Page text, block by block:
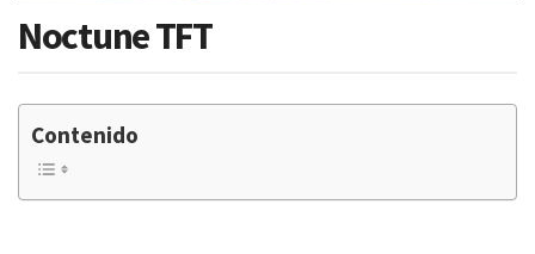
Noctune TFT
Contenido